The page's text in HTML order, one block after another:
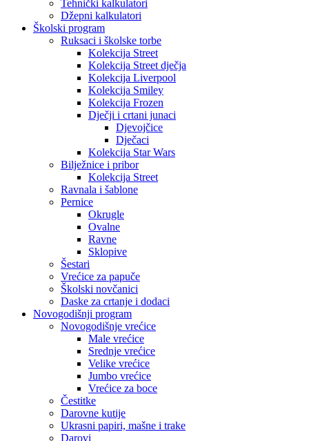
Tehnički kalkulatori
Džepni kalkulatori
Školski program
Ruksaci i školske torbe
Kolekcija Street
Kolekcija Street dječja
Kolekcija Liverpool
Kolekcija Smiley
Kolekcija Frozen
Dječji i crtani junaci
Djevojčice
Dječaci
Kolekcija Star Wars
Bilježnice i pribor
Kolekcija Street
Ravnala i šablone
Pernice
Okrugle
Ovalne
Ravne
Sklopive
Šestari
Vrećice za papuče
Školski novčanici
Daske za crtanje i dodaci
Novogodišnji program
Novogodišnje vrećice
Male vrećice
Srednje vrećice
Velike vrećice
Jumbo vrećice
Vrećice za boce
Čestitke
Darovne kutije
Ukrasni papiri, mašne i trake
Darovi